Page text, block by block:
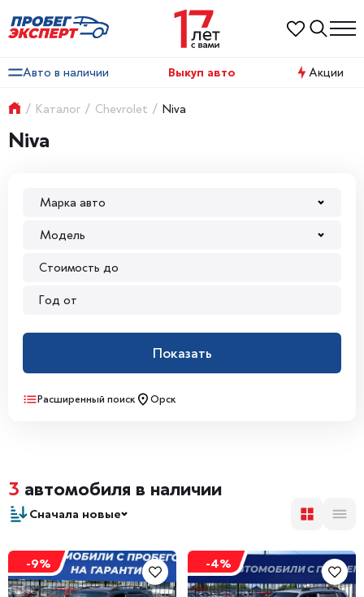
Авто в наличии Выкуп авто Акции
/ Каталог / Chevrolet / Niva
Niva
Марка авто
Модель
Показать
Расширенный поиск Орск
3 автомобиля в наличии
Сначала новые
-9% -4%